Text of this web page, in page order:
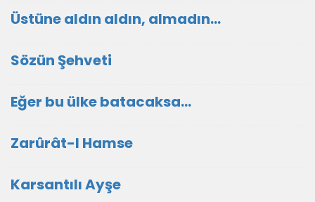
Üstüne aldın aldın, almadın...
Sözün Şehveti
Eğer bu ülke batacaksa...
Zarûrât-I Hamse
Karsantılı Ayşe